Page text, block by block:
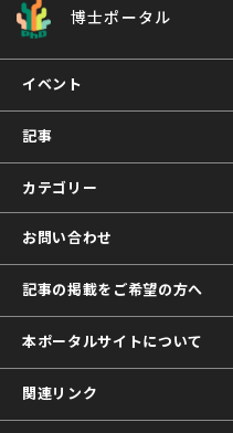
博士ポータル
イベント
記事
カテゴリー
お問い合わせ
記事の掲載をご希望の方へ
本ポータルサイトについて
関連リンク